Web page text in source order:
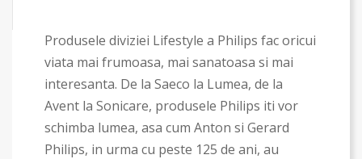
Produsele diviziei Lifestyle a Philips fac oricui
viata mai frumoasa, mai sanatoasa si mai
interesanta. De la Saeco la Lumea, de la
Avent la Sonicare, produsele Philips iti vor
schimba lumea, asa cum Anton si Gerard
Philips, in urma cu peste 125 de ani, au